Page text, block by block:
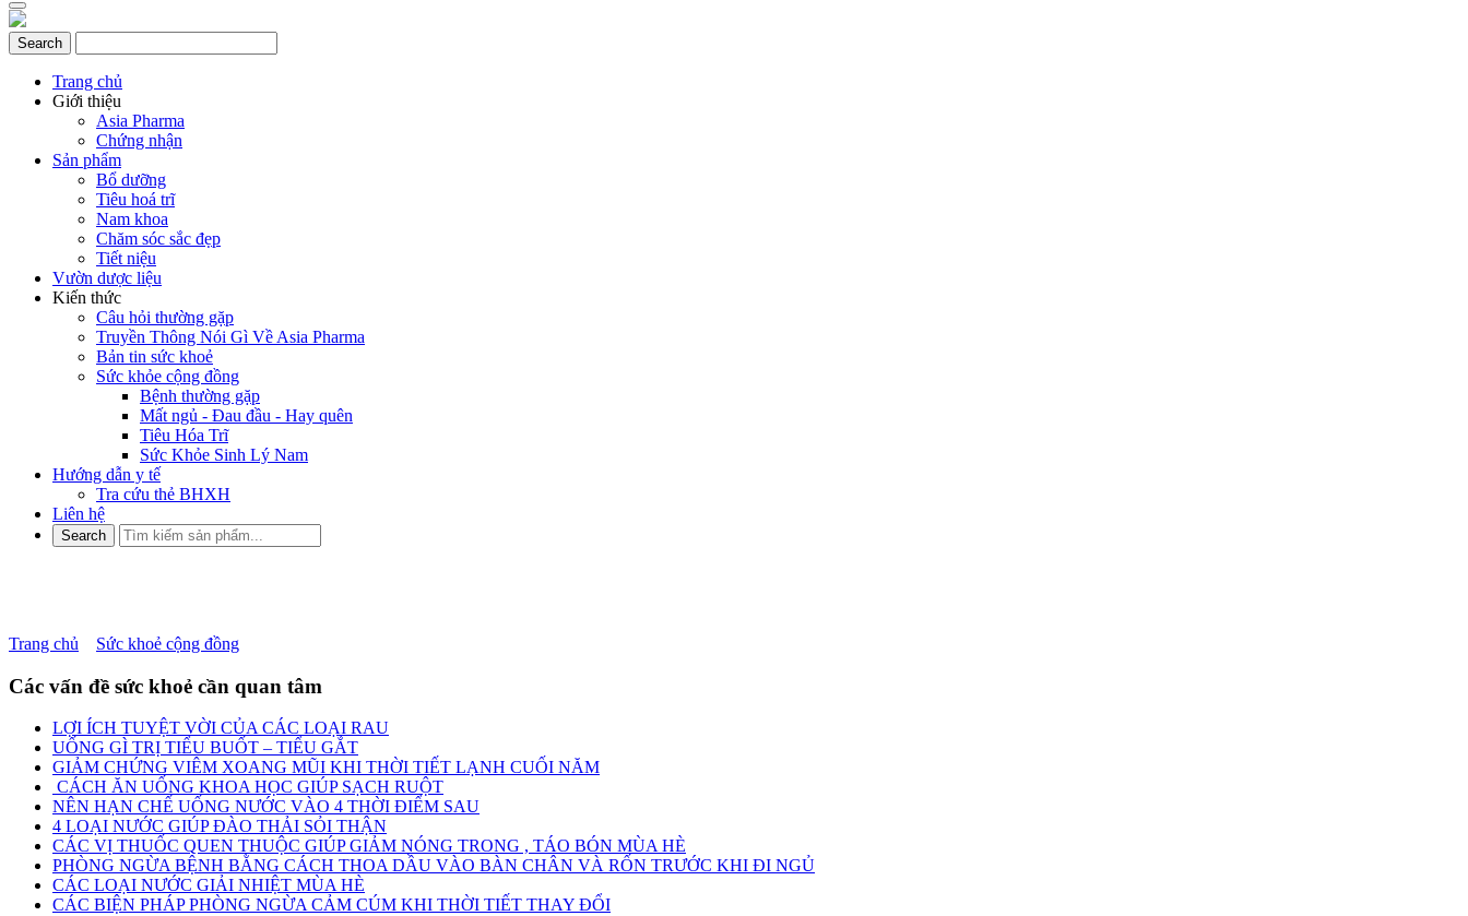
Trang chủ
Giới thiệu
Asia Pharma
Chứng nhận
Sản phẩm
Bổ dưỡng
Tiêu hoá trĩ
Nam khoa
Chăm sóc sắc đẹp
Tiết niệu
Vườn dược liệu
Kiến thức
Câu hỏi thường gặp
Truyền Thông Nói Gì Về Asia Pharma
Bản tin sức khoẻ
Sức khỏe cộng đồng
Bệnh thường gặp
Mất ngủ - Đau đầu - Hay quên
Tiêu Hóa Trĩ
Sức Khỏe Sinh Lý Nam
Hướng dẫn y tế
Tra cứu thẻ BHXH
Liên hệ
Trang chủ Sức khoẻ cộng đồng
Các vấn đề sức khoẻ cần quan tâm
LỢI ÍCH TUYỆT VỜI CỦA CÁC LOẠI RAU
UỐNG GÌ TRỊ TIỂU BUỐT – TIỂU GẮT
GIẢM CHỨNG VIÊM XOANG MŨI KHI THỜI TIẾT LẠNH CUỐI NĂM
CÁCH ĂN UỐNG KHOA HỌC GIÚP SẠCH RUỘT
NÊN HẠN CHẾ UỐNG NƯỚC VÀO 4 THỜI ĐIỂM SAU
4 LOẠI NƯỚC GIÚP ĐÀO THẢI SỎI THẬN
CÁC VỊ THUỐC QUEN THUỘC GIÚP GIẢM NÓNG TRONG , TÁO BÓN MÙA HÈ
PHÒNG NGỪA BỆNH BẰNG CÁCH THOA DẦU VÀO BÀN CHÂN VÀ RỐN TRƯỚC KHI ĐI NGỦ
CÁC LOẠI NƯỚC GIẢI NHIỆT MÙA HÈ
CÁC BIỆN PHÁP PHÒNG NGỪA CẢM CÚM KHI THỜI TIẾT THAY ĐỔI